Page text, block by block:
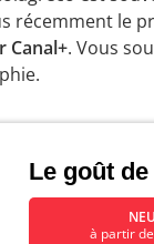
récemment le
Canal+. Vous
Le goût
à partir